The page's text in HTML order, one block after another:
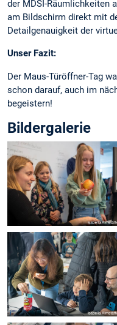
der MDSI-Räumlichkeiten
am Bildschirm direkt mit
Detailgenauigkeit der
Unser Fazit:
Der Maus-Türöffner-Tag
schon darauf, auch im
begeistern!
Bildergalerie